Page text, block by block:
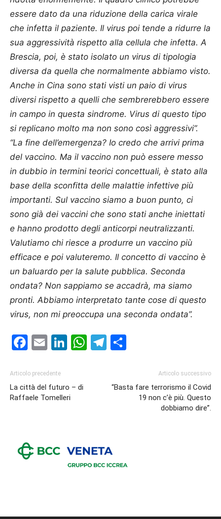
essere dato da una riduzione della carica virale
che infetta il paziente. Il virus poi tende a ridurre la
sua aggressività rispetto alla cellula che infetta. A
Brescia, poi, è stato isolato un virus di tipologia
diversa da quella che normalmente abbiamo visto.
Anche in Cina sono stati visti un paio di virus
diversi rispetto a quelli che sembrerebbero essere
in campo in questa sindrome. Virus di questo tipo
si replicano molto ma non sono così aggressivi”.
“La fine dell’emergenza? Io credo che arrivi prima
del vaccino. Ma il vaccino non può essere messo
in dubbio in termini teorici concettuali, è stato alla
base della sconfitta delle malattie infettive più
importanti. Sul vaccino siamo a buon punto, ci
sono già dei vaccini che sono stati anche iniettati
e hanno prodotto degli anticorpi neutralizzanti.
Valutiamo chi riesce a produrre un vaccino più
efficace e poi valuteremo. Il concetto di vaccino è
un baluardo per la salute pubblica. Seconda
ondata? Non sappiamo se accadrà, ma siamo
pronti. Abbiamo interpretato tante cose di questo
virus, non mi preoccupa una seconda ondata”.
Facebook
EmailLinkedIn
WhatsApp
Telegram
Articolo precedente
La città del futuro – di
Raffaele Tomelleri
Articolo successivo
“Basta fare terrorismo il Covid
19 non c’è più. Questo
dobbiamo dire”.